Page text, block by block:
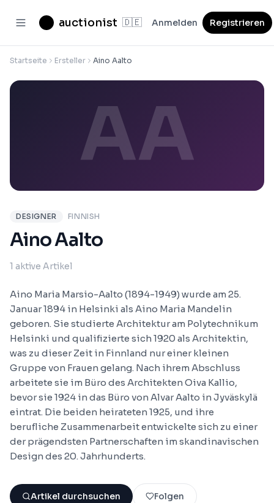
auctionist 🇩🇪 Anmelden Registrieren
Startseite Ersteller Aino Aalto
AA
DESIGNER FINNISH
Aino Aalto
1 aktive Artikel
Aino Maria Marsio-Aalto (1894-1949) wurde am 25.
Januar 1894 in Helsinki als Aino Maria Mandelin
geboren. Sie studierte Architektur am Polytechnikum
Helsinki und qualifizierte sich 1920 als Architektin,
was zu dieser Zeit in Finnland nur einer kleinen
Gruppe von Frauen gelang. Nach ihrem Abschluss
arbeitete sie im Büro des Architekten Oiva Kallio,
bevor sie 1924 in das Büro von Alvar Aalto in Jyväskylä
eintrat. Die beiden heirateten 1925, und ihre
berufliche Zusammenarbeit entwickelte sich zu einer
der prägendsten Partnerschaften im skandinavischen
Design des 20. Jahrhunderts.
Artikel durchsuchen Folgen